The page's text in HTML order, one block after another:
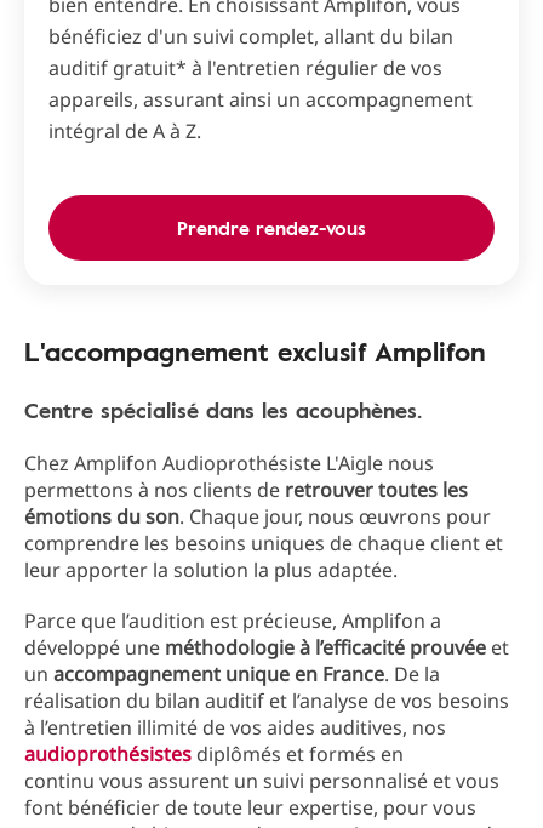
bénéficiez d'un suivi complet, allant du bilan
auditif gratuit* à l'entretien régulier de vos
appareils, assurant ainsi un accompagnement
intégral de A à Z.
Prendre rendez-vous
L'accompagnement exclusif Amplifon
Centre spécialisé dans les acouphènes.
Chez Amplifon Audioprothésiste L'Aigle nous
permettons à nos clients de retrouver toutes les
émotions du son. Chaque jour, nous œuvrons pour
comprendre les besoins uniques de chaque client et
leur apporter la solution la plus adaptée.
Parce que l’audition est précieuse, Amplifon a
développé une méthodologie à l’efficacité prouvée et
un accompagnement unique en France. De la
réalisation du bilan auditif et l’analyse de vos besoins
à l’entretien illimité de vos aides auditives, nos
audioprothésistes diplômés et formés en
continu vous assurent un suivi personnalisé et vous
font bénéficier de toute leur expertise, pour vous